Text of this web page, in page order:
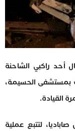
أحد راكبي الشاحنة
بمستشفى الحسيمة،
القيادة.
لتتبع عملية